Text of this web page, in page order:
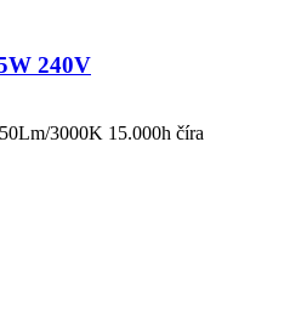
240V
3000K 15.000h číra